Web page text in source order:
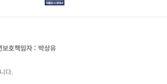
보호책임자 : 박상유
다.